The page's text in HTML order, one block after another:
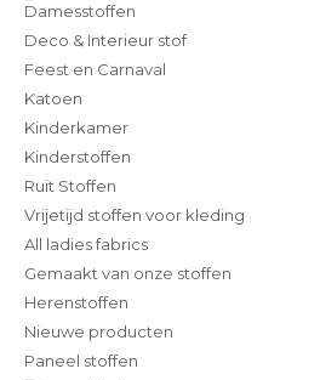
Damesstoffen
Deco & Interieur stof
Feest en Carnaval
Katoen
Kinderkamer
Kinderstoffen
Ruit Stoffen
Vrijetijd stoffen voor kleding
All ladies fabrics
Gemaakt van onze stoffen
Herenstoffen
Nieuwe producten
Paneel stoffen